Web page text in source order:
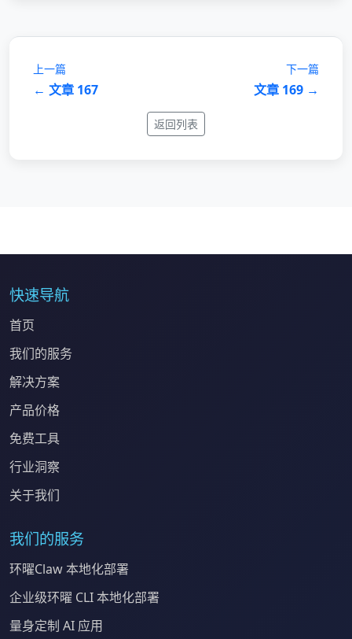
上一篇
← 文章 167
下一篇
文章 169 →
返回列表
快速导航
首页
我们的服务
解决方案
产品价格
免费工具
行业洞察
关于我们
我们的服务
环曜Claw 本地化部署
企业级环曜 CLI 本地化部署
量身定制 AI 应用